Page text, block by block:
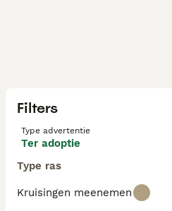
Filters
Type advertentie
Ter adoptie
Type ras
Kruisingen meenemen